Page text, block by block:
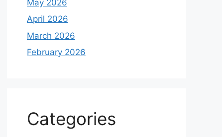
May 2026
April 2026
March 2026
February 2026
Categories